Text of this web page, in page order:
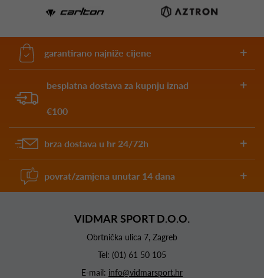
garantirano najniže cijene
besplatna dostava za kupnju iznad
€100
brza dostava u hr 24/72h
povrat/zamjena unutar 14 dana
VIDMAR SPORT D.O.O.
Obrtnička ulica 7, Zagreb
Tel: (01) 61 50 105
E-mail: info@vidmarsport.hr